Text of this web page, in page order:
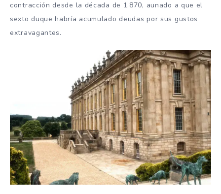
contracción desde la década de 1.870, aunado a que el
sexto duque habría acumulado deudas por sus gustos
extravagantes.